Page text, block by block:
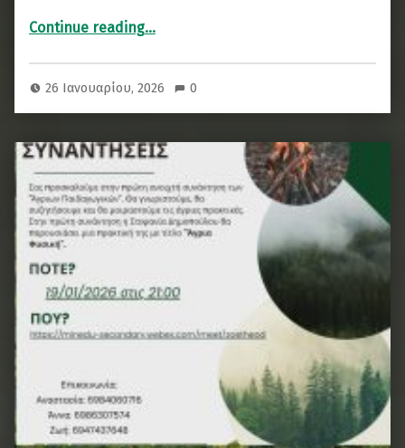
Continue reading“Διαδικτυακή συνάντηση Άγριων Παιδαγωγικών: Άγριο Εκπαιδευτικό Σενάριο”
…
26 Ιανουαρίου, 2026 0